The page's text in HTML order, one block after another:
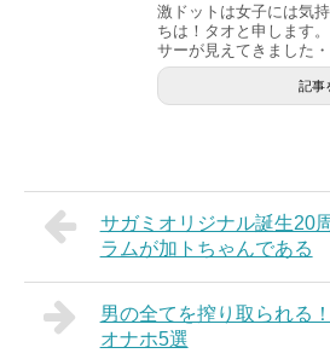
激ドットは女子には気
ちは！タオと申します
サーが見えてきました
記事
サガミオリジナル誕生20
ラムが加トちゃんである
男の全てを搾り取られる
オナホ5選